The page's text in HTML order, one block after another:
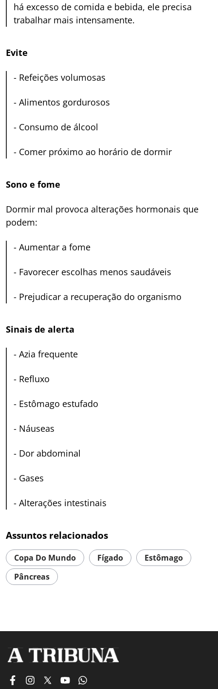
há excesso de comida e bebida, ele precisa
trabalhar mais intensamente.
Evite
- Refeições volumosas
- Alimentos gordurosos
- Consumo de álcool
- Comer próximo ao horário de dormir
Sono e fome
Dormir mal provoca alterações hormonais que
podem:
- Aumentar a fome
- Favorecer escolhas menos saudáveis
- Prejudicar a recuperação do organismo
Sinais de alerta
- Azia frequente
- Refluxo
- Estômago estufado
- Náuseas
- Dor abdominal
- Gases
- Alterações intestinais
Assuntos relacionados
Copa Do Mundo Fígado
Estômago
Pâncreas